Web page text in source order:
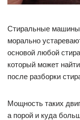
Стиральные
морально
основой любой
который может
после разборки
Мощность таких
а порой и куда